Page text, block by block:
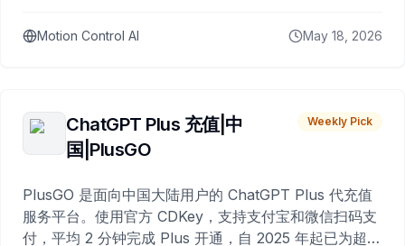
Motion Control AI May 18, 2026
ChatGPT Plus 充值|中
国|PlusGO
Weekly Pick
PlusGO 是面向中国大陆用户的 ChatGPT Plus 代充值
服务平台。使用官方 CDKey，支持支付宝和微信扫码支
付，平均 2 分钟完成 Plus 开通，自 2025 年起已为超过